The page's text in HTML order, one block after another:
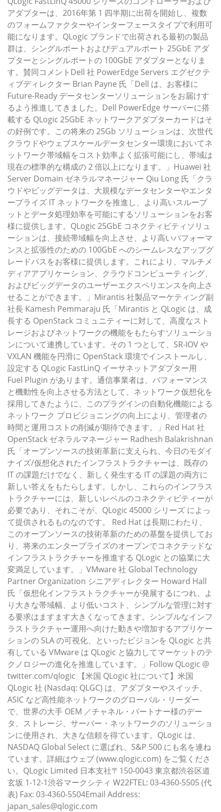
アダプターは、2016年第 1 四半期に出荷を開始し、複数
のフォームファクターやインターフェースタイプで利用可
能になります。QLogic ブランドで出荷される最初の製品
群は、シングルポートおよびデュアルポート 25GbE アダ
プターとシングルポートの 100GbE アダプターとなりま
す。賛同コメントDell 社 PowerEdge Servers エグゼクテ
ィブディレクター Brian Payne 氏「Dell は、お客様に
Future-Ready データセンターソリューションをお届けす
るよう推進してきました。Dell PowerEdge サーバーに搭
載する QLogic 25GbE ネットワークアダプターカードはそ
の好例です。この将来の 25Gb ソリューションは、次世代
クラウドやウェブスケールデータセンター環境においてネ
ットワーク帯域幅をコスト効率よく拡張可能にし、帯域は
現在の標準的な構成の 2 倍以上になります。」Huawei 社
Server Domain ゼネラルマネージャー Qiu Long 氏「クラ
ウドやビッグデータは、大規模なデータセンターやエンタ
ープライズ IT ネットワークを推進し、より高いスループ
ットとデータ処理効率を可能にするソリューションをお客
様に提供します。QLogic 25GbE コネクティビティソリュ
ーションは、接続帯域幅を向上させ、より高いパフォーマ
ンスと拡張性のための 100GbE へのシームレスなアップグ
レードパスをお客様に提供します。これにより、マルチメ
ディアアプリケーション、クラウドコンピューティング、
およびビッグデータのユーザーエクスペリエンスを向上さ
せることができます。」Mirantis 社製品マーケティング副
社長 Kamesh Pemmaraju 氏「Mirantis と QLogic は、成
長する OpenStack コミュニティーに対して、高度なスト
レージおよびネットワークの機能をもたらすソリューショ
ンについて連携しています。その 1 つとして、SR-IOV や
VXLAN 機能を円滑に OpenStack 環境でインストールし、
設定する QLogic FastLinQ イーサネットアダプター用
Fuel Plugin があります。通信事業者は、パフォーマンス
と機動性を向上させる方法として、ネットワーク仮想化を
採用してきたように、このプラグインの自動化機能による
ネットワーク プロビジョニングの向上により、管理者の
時間と運用コストの削減が期待できます。」Red Hat 社
OpenStack ゼネラルマネージャー Radhesh Balakrishnan
氏「オープンソースの技術革新に支えられ、今日のモダイ
ナイズ/仮想化されたインフラストラクチャーは、既存の
IT の課題だけでなく、新しく発生する IT の課題の両方に
新しい答えをもたらします。しかし、これらのインフラス
トラクチャーには、新しいレベルのコネクティビティーが
必要であり、それこそが、QLogic 45000 シリーズ によっ
て提供されるものなのです。 Red Hat は長期にわたり、
このオープンソースの技術革新のための基盤を提供してお
り、将来のエンタープライズのオープンでコネクテッドな
インフラストラクチャーを推進する QLogic との協業に大
変満足しています。」VMware 社 Global Technology
Partner Organization シニアディレクター Howard Hall
氏「仮想化インフラストラクチャーが発展するにつれ、よ
り大きな帯域幅、より低いコスト、シンプルな管理に対す
る要求はますます大きくなってきます。シンプルなインフ
ラストラクチャー運用へ向けた動きや増加するアプリケー
ションの SLA の可視化、といったビジョンを QLogic と共
有している VMware は QLogic と協力してマーケットのテ
クノロジーの進化を推進しています。」Follow QLogic @
twitter.com/qlogic 【米国 QLogic 社について】米国
QLogic 社 (Nasdaq: QLGC) は、アダプターやスイッチ、
ASIC など高性能ネットワークのグローバル・リーダー
で、世界の大手 OEM ／チャネル・パートナー様のデー
タ、ストレージ、サーバー・ネットワークのソリューショ
ンに使用され、大きな信頼を得ています。QLogic は、
NASDAQ Global Select に選ばれ、S&P 500 にも名を連ね
ています。詳細はウェブ (www.qlogic.com) をご覧くださ
い。QLogic Limited 日本支社〒150-0043 東京都渋谷区道
玄坂 1-12-1渋谷マークシティ W22FTEL: 03-4360-5505 (代
表) Fax: 03-4360-5504Email Address:
japan_sales@qlogic.com